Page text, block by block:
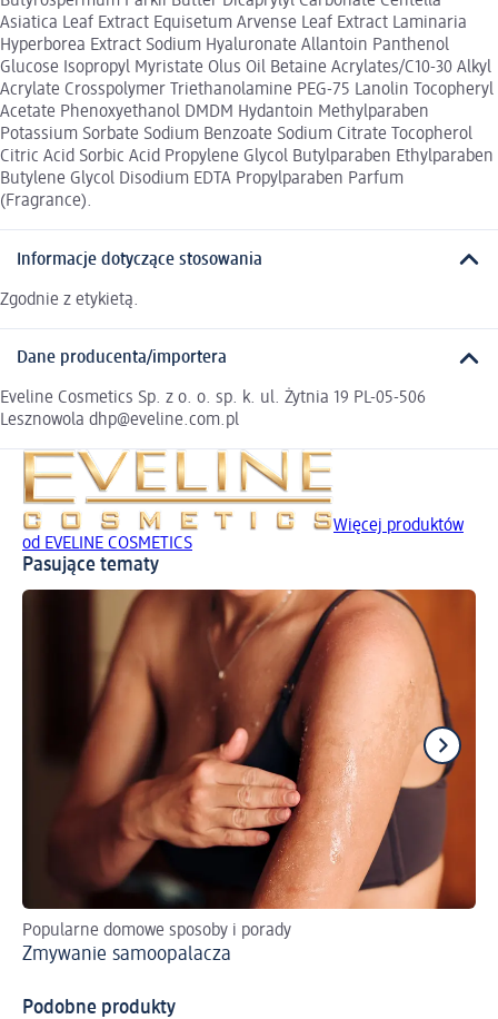
Asiatica Leaf Extract Equisetum Arvense Leaf Extract Laminaria
Hyperborea Extract Sodium Hyaluronate Allantoin Panthenol
Glucose Isopropyl Myristate Olus Oil Betaine Acrylates/C10-30 Alkyl
Acrylate Crosspolymer Triethanolamine PEG-75 Lanolin Tocopheryl
Acetate Phenoxyethanol DMDM Hydantoin Methylparaben
Potassium Sorbate Sodium Benzoate Sodium Citrate Tocopherol
Citric Acid Sorbic Acid Propylene Glycol Butylparaben Ethylparaben
Butylene Glycol Disodium EDTA Propylparaben Parfum
(Fragrance).
Informacje dotyczące stosowania
Zgodnie z etykietą.
Dane producenta/importera
Eveline Cosmetics Sp. z o. o. sp. k. ul. Żytnia 19 PL-05-506
Lesznowola dhp@eveline.com.pl
Więcej produktów
od EVELINE COSMETICS
Pasujące tematy
Popularne domowe sposoby i porady
Zmywanie samoopalacza
Podobne produkty